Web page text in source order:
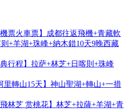
票火車票】成都往返飛機+青藏軟
+羊湖+珠峰+納木錯10天9晚西藏
行程】拉萨+林芝+日喀則+珠峰
里轉山15天】神山聖湖+轉山+一措
林芝 赏桃花】林芝+拉薩+羊湖+青